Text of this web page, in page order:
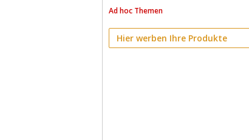
Ad hoc Themen
Hier werben Ihre Produkte